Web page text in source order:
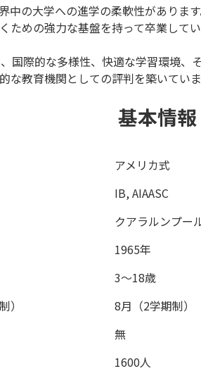
中の大学への進学の柔軟性がありま
ための強力な基盤を持って卒業してい
国際的な多様性、快適な学習環境、
な教育機関としての評判を築いていま
基本情報
アメリカ式
IB, AIAASC
クアラルンプー
1965年
3〜18歳
）
8月（2学期制）
無
1600人